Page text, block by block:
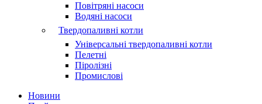
Повітряні насоси
Водяні насоси
Твердопаливні котли
Універсальні твердопаливні котли
Пелетні
Піролізні
Промислові
Новини